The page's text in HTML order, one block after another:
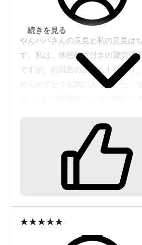
やんパパさんの意見と私の意見は
す。私は、休憩個室付きの貸切露
ですが、お風呂の広さも十分あり
めらかでとても気に入りました。
も入り放題で大満足の一日でした
フの方たちの対応にも好感がもて
んにもぜひお勧めしたいです。
続きを見る
★★★★★